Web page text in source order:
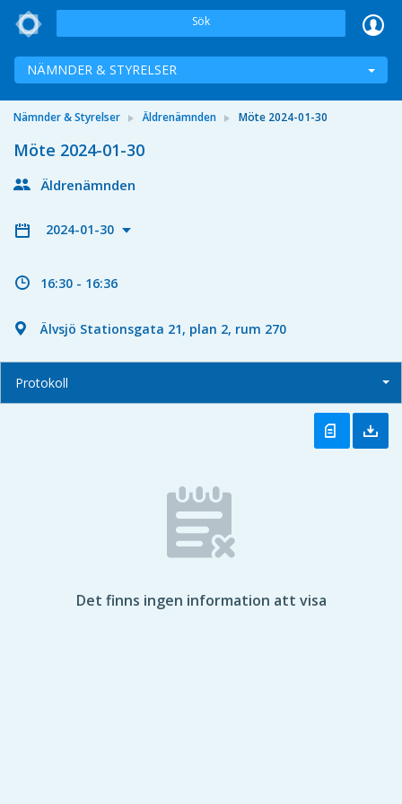
Sök
NÄMNDER & STYRELSER
Nämnder & Styrelser Äldrenämnden Möte 2024-01-30
Möte 2024-01-30
Äldrenämnden
2024-01-30
16:30 - 16:36
Älvsjö Stationsgata 21, plan 2, rum 270
Protokoll
Det finns ingen information att visa